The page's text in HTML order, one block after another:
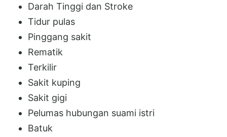
Darah Tinggi dan Stroke
Tidur pulas
Pinggang sakit
Rematik
Terkilir
Sakit kuping
Sakit gigi
Pelumas hubungan suami istri
Batuk